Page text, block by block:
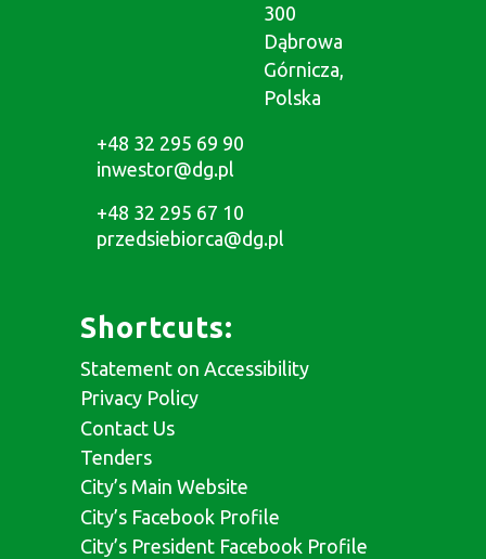
300
Dąbrowa
Górnicza,
Polska
+48 32 295 69 90
inwestor@dg.pl
+48 32 295 67 10
przedsiebiorca@dg.pl
Shortcuts:
Statement on Accessibility
Privacy Policy
Contact Us
Tenders
City’s Main Website
City’s Facebook Profile
City’s President Facebook Profile